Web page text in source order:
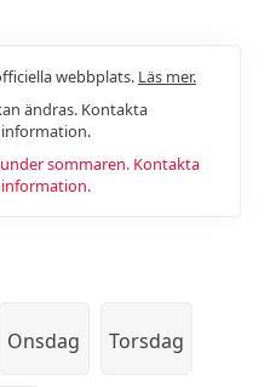
webbplats. Läs mer.
ändras. Kontakta
sommaren. Kontakta
Onsdag Torsdag